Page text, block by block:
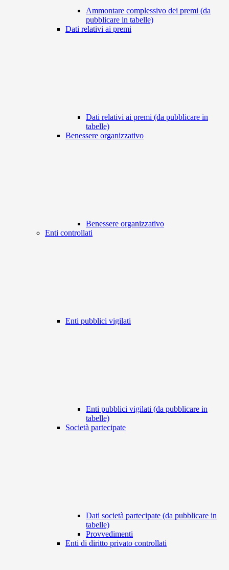
Ammontare complessivo dei premi (da
pubblicare in tabelle)
Dati relativi ai premi
Dati relativi ai premi (da pubblicare in
tabelle)
Benessere organizzativo
Benessere organizzativo
Enti controllati
Enti pubblici vigilati
Enti pubblici vigilati (da pubblicare in
tabelle)
Società partecipate
Dati società partecipate (da pubblicare in
tabelle)
Provvedimenti
Enti di diritto privato controllati